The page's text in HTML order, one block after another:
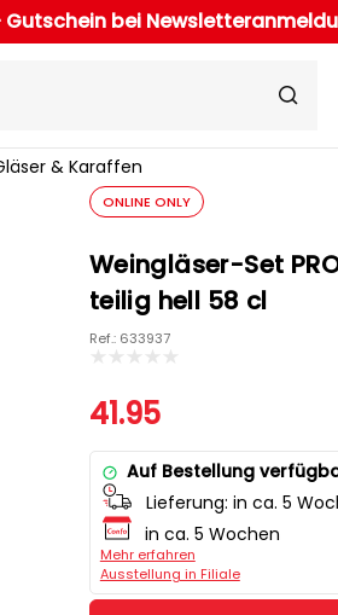
Gutschein bei
& Karaffen
ONLINE ONLY
Weingläser-Set
teilig hell 58 cl
Ref.: 633937
41.95
Auf Bestellung
Lieferung: in ca. 5
in ca. 5 Wochen
Mehr erfahren
Ausstellung in Filiale